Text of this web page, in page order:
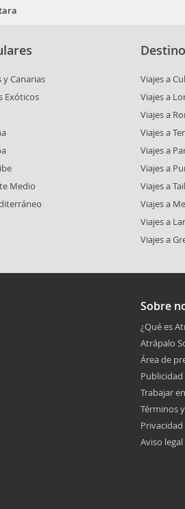
y Canarias
Exóticos
Medio
Viajes a
Viajes a
Viajes a
Viajes a
Viajes a
Viajes a
Viajes a
Viajes a
Viajes a
Viajes a
Sobre
¿Qué es
Atrápalo
Área de
Publicidad
Trabajar
Términos
Aviso legal